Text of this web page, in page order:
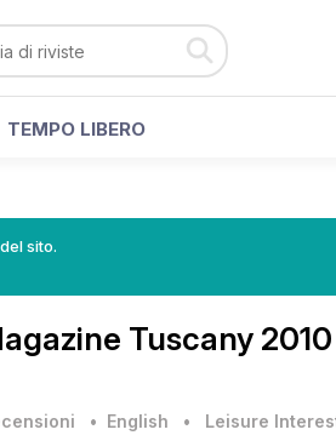
TEMPO LIBERO
sito.
Tuscany
• English • Leisure